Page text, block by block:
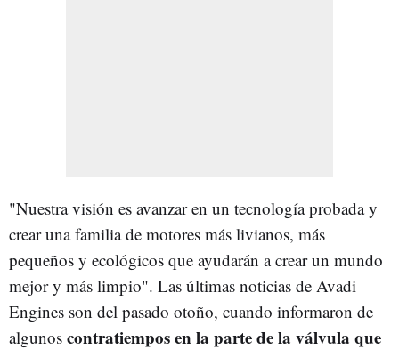
"Nuestra visión es avanzar en un tecnología probada y
crear una familia de motores más livianos, más
pequeños y ecológicos que ayudarán a crear un mundo
mejor y más limpio". Las últimas noticias de Avadi
Engines son del pasado otoño, cuando informaron de
algunos contratiempos en la parte de la válvula que